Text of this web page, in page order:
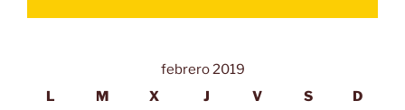
febrero 2019
L
M X J V S D